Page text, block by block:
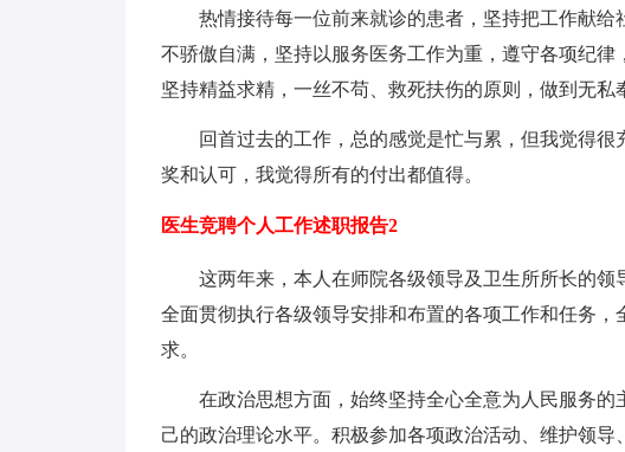
热情接待每一位前来就诊的患者，坚持把工作献给
不骄傲自满，坚持以服务医务工作为重，遵守各项纪律
坚持精益求精，一丝不苟、救死扶伤的原则，做到无私
回首过去的工作，总的感觉是忙与累，但我觉得很
奖和认可，我觉得所有的付出都值得。
医生竞聘个人工作述职报告2
这两年来，本人在师院各级领导及卫生所所长的领
全面贯彻执行各级领导安排和布置的各项工作和任务
求。
在政治思想方面，始终坚持全心全意为人民服务的
己的政治理论水平。积极参加各项政治活动、维护领导